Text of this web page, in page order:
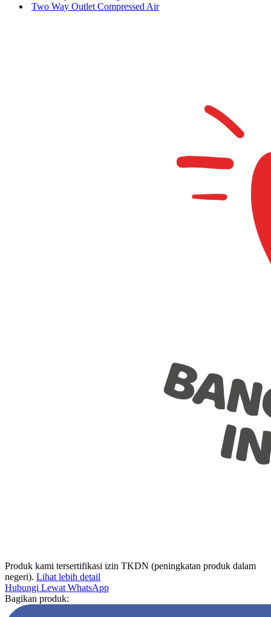
Two Way Outlet Compressed Air
Produk kami tersertifikasi izin TKDN (peningkatan produk dalam
negeri). Lihat lebih detail
Hubungi Lewat WhatsApp
Bagikan produk: